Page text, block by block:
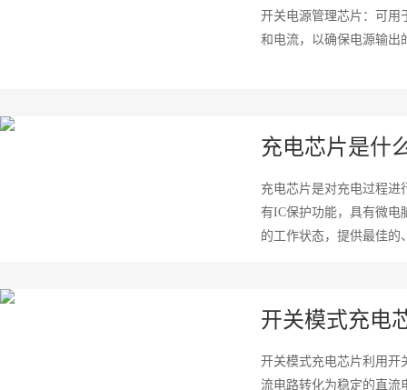
开关电源管理芯片：可用
和电流，以确保电源输出
充电芯片是什
充电芯片是对充电过程进
有IC保护功能，具有微电
的工作状态，提供最佳的
开关模式充电
开关模式充电芯片利用开
流电路转化为稳定的直流